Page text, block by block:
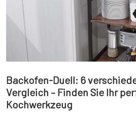
Backofen-Duell: 6
Vergleich – Finden Sie Ihr
Kochwerkzeug